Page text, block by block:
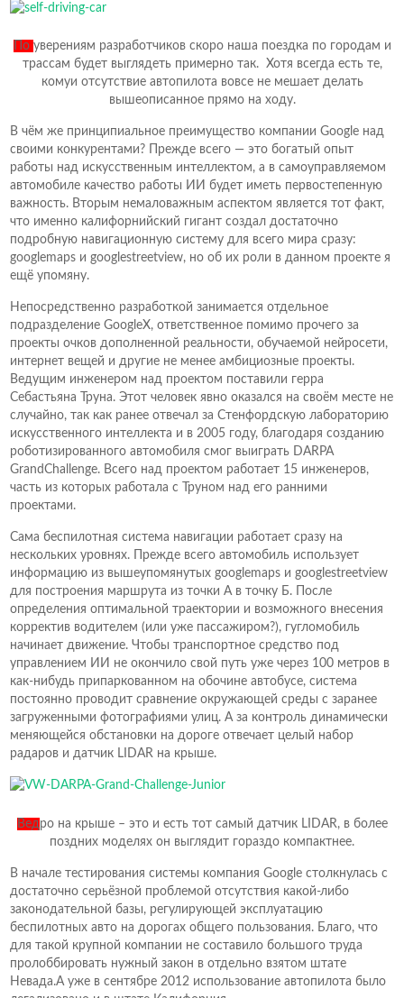
По уверениям разработчиков скоро наша поездка по городам и
трассам будет выглядеть примерно так. Хотя всегда есть те,
комуи отсутствие автопилота вовсе не мешает делать
вышеописанное прямо на ходу.
В чём же принципиальное преимущество компании Google над
своими конкурентами? Прежде всего — это богатый опыт
работы над искусственным интеллектом, а в самоуправляемом
автомобиле качество работы ИИ будет иметь первостепенную
важность. Вторым немаловажным аспектом является тот факт,
что именно калифорнийский гигант создал достаточно
подробную навигационную систему для всего мира сразу:
googlemaps и googlestreetview, но об их роли в данном проекте я
ещё упомяну.
Непосредственно разработкой занимается отдельное
подразделение GoogleX, ответственное помимо прочего за
проекты очков дополненной реальности, обучаемой нейросети,
интернет вещей и другие не менее амбициозные проекты.
Ведущим инженером над проектом поставили герра
Себастьяна Труна. Этот человек явно оказался на своём месте не
случайно, так как ранее отвечал за Стенфордскую лабораторию
искусственного интеллекта и в 2005 году, благодаря созданию
роботизированного автомобиля смог выиграть DARPA
GrandChallenge. Всего над проектом работает 15 инженеров,
часть из которых работала с Труном над его ранними
проектами.
Сама беспилотная система навигации работает сразу на
нескольких уровнях. Прежде всего автомобиль использует
информацию из вышеупомянутых googlemaps и googlestreetview
для построения маршрута из точки А в точку Б. После
определения оптимальной траектории и возможного внесения
корректив водителем (или уже пассажиром?), гугломобиль
начинает движение. Чтобы транспортное средство под
управлением ИИ не окончило свой путь уже через 100 метров в
как-нибудь припаркованном на обочине автобусе, система
постоянно проводит сравнение окружающей среды с заранее
загруженными фотографиями улиц. А за контроль динамически
меняющейся обстановки на дороге отвечает целый набор
радаров и датчик LIDAR на крыше.
Ведро на крыше – это и есть тот самый датчик LIDAR, в более
поздних моделях он выглядит гораздо компактнее.
В начале тестирования системы компания Google столкнулась с
достаточно серьёзной проблемой отсутствия какой-либо
законодательной базы, регулирующей эксплуатацию
беспилотных авто на дорогах общего пользования. Благо, что
для такой крупной компании не составило большого труда
пролоббировать нужный закон в отдельно взятом штате
Невада.А уже в сентябре 2012 использование автопилота было